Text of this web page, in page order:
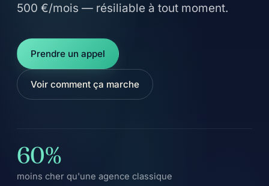
500 €/mois — résiliable à tout moment.
Prendre un appel
Voir comment ça marche
60%
moins cher qu'une agence classique